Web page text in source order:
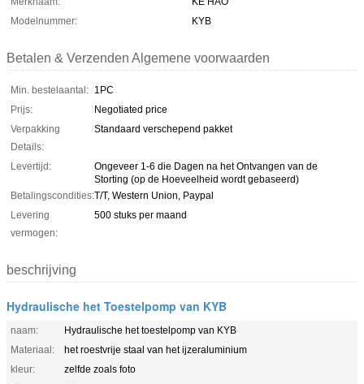
Modelnummer:
KYB
Betalen & Verzenden Algemene voorwaarden
Min. bestelaantal: 1PC
Prijs:
Negotiated price
Verpakking
Details:
Standaard verschepend pakket
Levertijd:
Ongeveer 1-6 die Dagen na het Ontvangen van de
Storting (op de Hoeveelheid wordt gebaseerd)
Betalingscondities:T/T, Western Union, Paypal
Levering
vermogen:
500 stuks per maand
beschrijving
Hydraulische het Toestelpomp van KYB
naam:
Hydraulische het toestelpomp van KYB
Materiaal:
het roestvrije staal van het ijzeraluminium
kleur:
zelfde zoals foto